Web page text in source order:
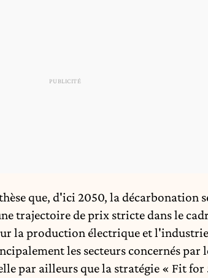
que, d'ici 2050, la décarbonation
trajectoire de prix stricte dans le
la production électrique et
les secteurs concernés par
par ailleurs que la stratégie « Fit for